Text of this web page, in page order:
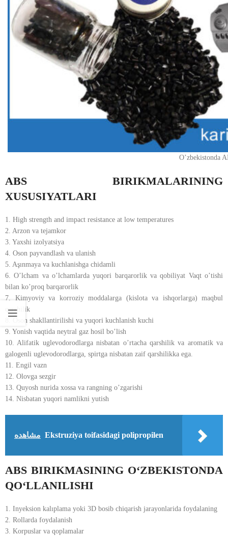
O’zbekistonda
ABS BIRIKMALARINING
XUSUSIYATLARI
1. High strength and impact resistance at low temperatures
2. Arzon va tejamkor
3. Yaxshi izolyatsiya
4. Oson payvandlash va ulanish
5. Aşınmaya va kuchlanishga chidamli
6. O’lcham va o’lchamlarda yuqori barqarorlik va qobiliyat Vaqt o’tishi
bilan ko’proq barqarorlik
7. Kimyoviy va korroziy moddalarga (kislota va ishqorlarga) maqbul
qarshilik
8. Oson shakllantirilishi va yuqori kuchlanish kuchi
9. Yonish vaqtida neytral gaz hosil bo’lish
10. Alifatik uglevodorodlarga nisbatan o’rtacha qarshilik va aromatik va
galogenli uglevodorodlarga, spirtga nisbatan zaif qarshilikka ega.
11. Engil vazn
12. Olovga sezgir
13. Quyosh nurida xossa va rangning o’zgarishi
14. Nisbatan yuqori namlikni yutish
مشاهده Ekstruziya toifasidagi polipropilen
ABS BIRIKMASINING O‘ZBEKISTONDA
QO‘LLANILISHI
1. Inyeksion kalıplama yoki 3D bosib chiqarish jarayonlarida foydalaning
2. Rollarda foydalanish
3. Korpuslar va qoplamalar